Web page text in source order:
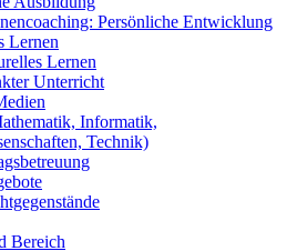
Persönliche Entwicklung
Lernen
Lernen
Unterricht
Informatik,
Technik)
Bereich